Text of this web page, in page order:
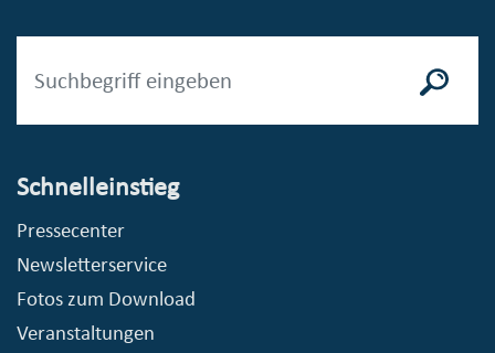
Schnelleinstieg
Pressecenter
Newsletterservice
Fotos zum Download
Veranstaltungen